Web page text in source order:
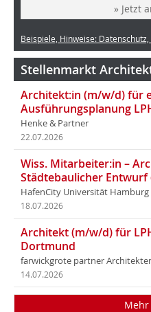
» Jetzt
Beispiele, Hinweise:
Stellenmarkt
Architekt:in (m/w/d) für
Ausführungsplanung
Henke & Partner
22.07.2026
Wiss. Mitarbeiter:in –
Städtebaulicher
HafenCity Universität Hamburg
18.07.2026
Architekt (m/w/d) für
Dortmund
farwickgrote partner
14.07.2026
Mehr